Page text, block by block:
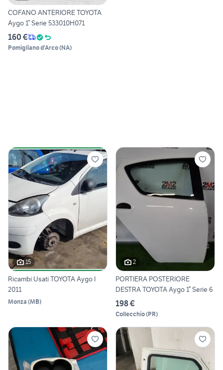
COFANO ANTERIORE TOYOTA
Aygo 1° Serie 533010H071
160 €
Pomigliano d'Arco(NA)
15
Ricambi Usati TOYOTA Aygo I
2011
Monza (MB)
2
PORTIERA POSTERIORE
DESTRA TOYOTA Aygo 1° Serie 6
198 €
Collecchio(PR)